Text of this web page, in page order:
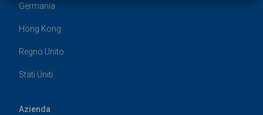
Germania
Hong Kong
Regno Unito
Stati Uniti
Azienda